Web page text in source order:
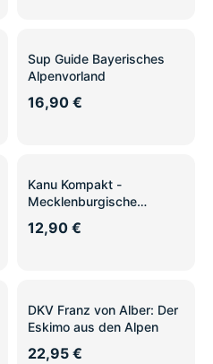
Sup Guide Bayerisches
Alpenvorland
16,90 €
Kanu Kompakt -
Mecklenburgische
12,90 €
DKV Franz von Alber: Der
Eskimo aus den Alpen
22,95 €